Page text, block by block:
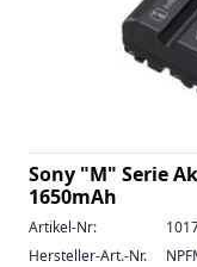
Sony "M" Serie
1650mAh
Artikel-Nr:
Hersteller-Art.-Nr.